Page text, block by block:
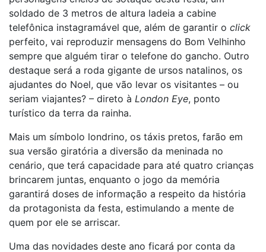
soldado de 3 metros de altura ladeia a cabine
telefônica instagramável que, além de garantir o click
perfeito, vai reproduzir mensagens do Bom Velhinho
sempre que alguém tirar o telefone do gancho. Outro
destaque será a roda gigante de ursos natalinos, os
ajudantes do Noel, que vão levar os visitantes – ou
seriam viajantes? – direto à London Eye, ponto
turístico da terra da rainha.
Mais um símbolo londrino, os táxis pretos, farão em
sua versão giratória a diversão da meninada no
cenário, que terá capacidade para até quatro crianças
brincarem juntas, enquanto o jogo da memória
garantirá doses de informação a respeito da história
da protagonista da festa, estimulando a mente de
quem por ele se arriscar.
Uma das novidades deste ano ficará por conta da